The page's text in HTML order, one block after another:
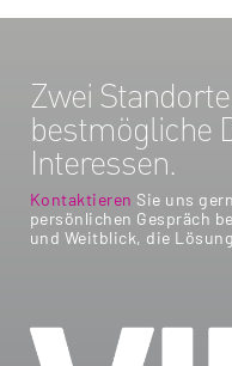
Zwei
bestmögliche
Interessen.
Kontaktieren Sie uns
persönlichen Gespräch
und Weitblick, die